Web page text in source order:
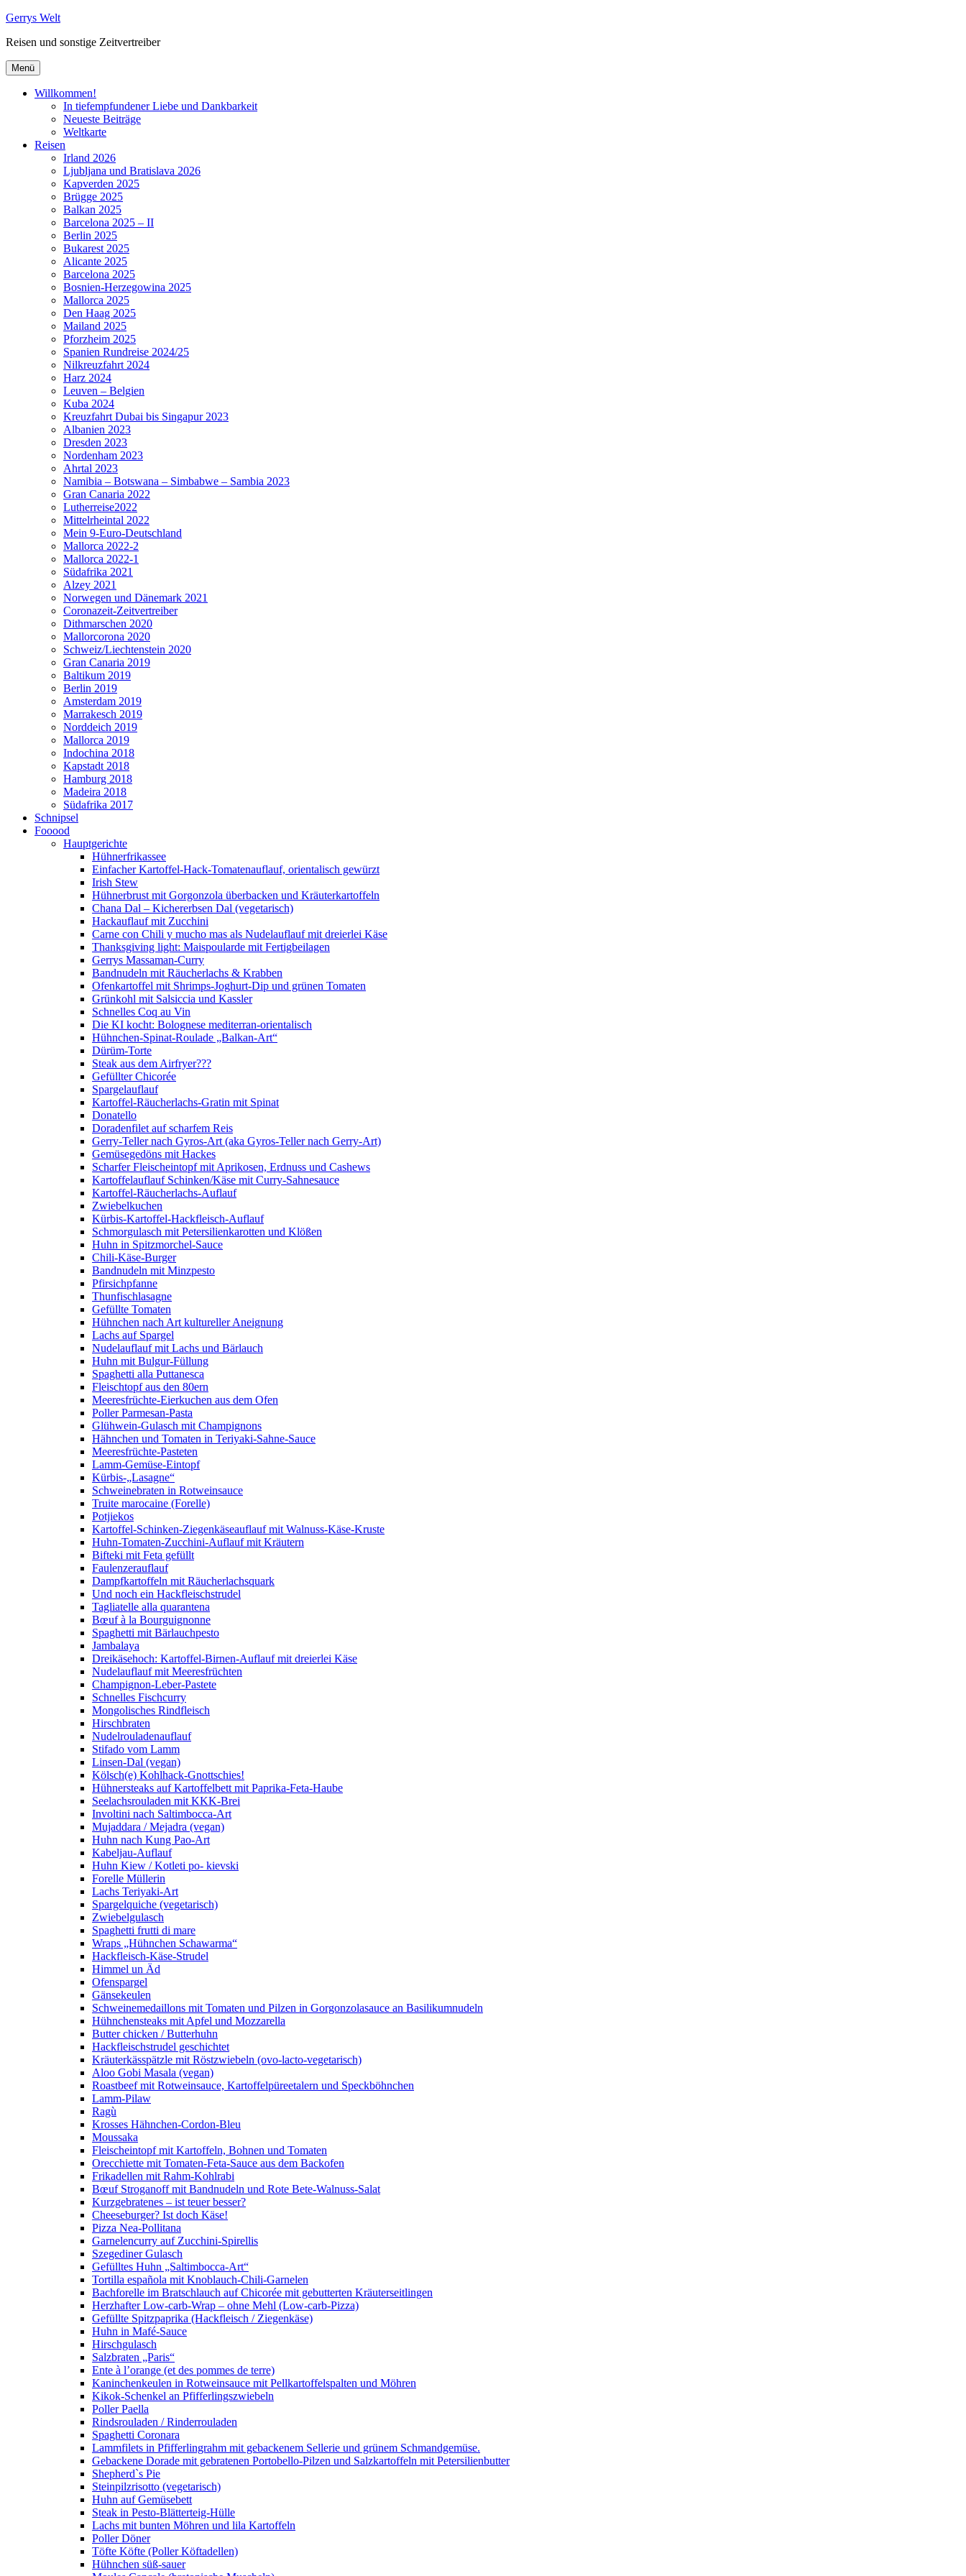
Zum
springen
Gerrys Welt
Reisen und sonstige Zeitvertreiber
Menü
Willkommen!
In tiefempfundener Liebe und Dankbarkeit
Neueste Beiträge
Weltkarte
Reisen
Irland 2026
Ljubljana und Bratislava 2026
Kapverden 2025
Brügge 2025
Balkan 2025
Barcelona 2025 – II
Berlin 2025
Bukarest 2025
Alicante 2025
Barcelona 2025
Bosnien-Herzegowina 2025
Mallorca 2025
Den Haag 2025
Mailand 2025
Pforzheim 2025
Spanien Rundreise 2024/25
Nilkreuzfahrt 2024
Harz 2024
Leuven – Belgien
Kuba 2024
Kreuzfahrt Dubai bis Singapur 2023
Albanien 2023
Dresden 2023
Nordenham 2023
Ahrtal 2023
Namibia – Botswana – Simbabwe – Sambia 2023
Gran Canaria 2022
Lutherreise2022
Mittelrheintal 2022
Mein 9-Euro-Deutschland
Mallorca 2022-2
Mallorca 2022-1
Südafrika 2021
Alzey 2021
Norwegen und Dänemark 2021
Coronazeit-Zeitvertreiber
Dithmarschen 2020
Mallorcorona 2020
Schweiz/Liechtenstein 2020
Gran Canaria 2019
Baltikum 2019
Berlin 2019
Amsterdam 2019
Marrakesch 2019
Norddeich 2019
Mallorca 2019
Indochina 2018
Kapstadt 2018
Hamburg 2018
Madeira 2018
Südafrika 2017
Schnipsel
Fooood
Hauptgerichte
Hühnerfrikassee
Einfacher Kartoffel-Hack-Tomatenauflauf, orientalisch gewürzt
Irish Stew
Hühnerbrust mit Gorgonzola überbacken und Kräuterkartoffeln
Chana Dal – Kichererbsen Dal (vegetarisch)
Hackauflauf mit Zucchini
Carne con Chili y mucho mas als Nudelauflauf mit dreierlei Käse
Thanksgiving light: Maispoularde mit Fertigbeilagen
Gerrys Massaman-Curry
Bandnudeln mit Räucherlachs & Krabben
Ofenkartoffel mit Shrimps-Joghurt-Dip und grünen Tomaten
Grünkohl mit Salsiccia und Kassler
Schnelles Coq au Vin
Die KI kocht: Bolognese mediterran-orientalisch
Hühnchen-Spinat-Roulade „Balkan-Art“
Dürüm-Torte
Steak aus dem Airfryer???
Gefüllter Chicorée
Spargelauflauf
Kartoffel-Räucherlachs-Gratin mit Spinat
Donatello
Doradenfilet auf scharfem Reis
Gerry-Teller nach Gyros-Art (aka Gyros-Teller nach Gerry-Art)
Gemüsegedöns mit Hackes
Scharfer Fleischeintopf mit Aprikosen, Erdnuss und Cashews
Kartoffelauflauf Schinken/Käse mit Curry-Sahnesauce
Kartoffel-Räucherlachs-Auflauf
Zwiebelkuchen
Kürbis-Kartoffel-Hackfleisch-Auflauf
Schmorgulasch mit Petersilienkarotten und Klößen
Huhn in Spitzmorchel-Sauce
Chili-Käse-Burger
Bandnudeln mit Minzpesto
Pfirsichpfanne
Thunfischlasagne
Gefüllte Tomaten
Hühnchen nach Art kultureller Aneignung
Lachs auf Spargel
Nudelauflauf mit Lachs und Bärlauch
Huhn mit Bulgur-Füllung
Spaghetti alla Puttanesca
Fleischtopf aus den 80ern
Meeresfrüchte-Eierkuchen aus dem Ofen
Poller Parmesan-Pasta
Glühwein-Gulasch mit Champignons
Hähnchen und Tomaten in Teriyaki-Sahne-Sauce
Meeresfrüchte-Pasteten
Lamm-Gemüse-Eintopf
Kürbis-„Lasagne“
Schweinebraten in Rotweinsauce
Truite marocaine (Forelle)
Potjiekos
Kartoffel-Schinken-Ziegenkäseauflauf mit Walnuss-Käse-Kruste
Huhn-Tomaten-Zucchini-Auflauf mit Kräutern
Bifteki mit Feta gefüllt
Faulenzerauflauf
Dampfkartoffeln mit Räucherlachsquark
Und noch ein Hackfleischstrudel
Tagliatelle alla quarantena
Bœuf à la Bourguignonne
Spaghetti mit Bärlauchpesto
Jambalaya
Dreikäsehoch: Kartoffel-Birnen-Auflauf mit dreierlei Käse
Nudelauflauf mit Meeresfrüchten
Champignon-Leber-Pastete
Schnelles Fischcurry
Mongolisches Rindfleisch
Hirschbraten
Nudelrouladenauflauf
Stifado vom Lamm
Linsen-Dal (vegan)
Kölsch(e) Kohlhack-Gnottschies!
Hühnersteaks auf Kartoffelbett mit Paprika-Feta-Haube
Seelachsrouladen mit KKK-Brei
Involtini nach Saltimbocca-Art
Mujaddara / Mejadra (vegan)
Huhn nach Kung Pao-Art
Kabeljau-Auflauf
Huhn Kiew / Kotleti po- kievski
Forelle Müllerin
Lachs Teriyaki-Art
Spargelquiche (vegetarisch)
Zwiebelgulasch
Spaghetti frutti di mare
Wraps „Hühnchen Schawarma“
Hackfleisch-Käse-Strudel
Himmel un Äd
Ofenspargel
Gänsekeulen
Schweinemedaillons mit Tomaten und Pilzen in Gorgonzolasauce an Basilikumnudeln
Hühnchensteaks mit Apfel und Mozzarella
Butter chicken / Butterhuhn
Hackfleischstrudel geschichtet
Kräuterkässpätzle mit Röstzwiebeln (ovo-lacto-vegetarisch)
Aloo Gobi Masala (vegan)
Roastbeef mit Rotweinsauce, Kartoffelpüreetalern und Speckböhnchen
Lamm-Pilaw
Ragù
Krosses Hähnchen-Cordon-Bleu
Moussaka
Fleischeintopf mit Kartoffeln, Bohnen und Tomaten
Orecchiette mit Tomaten-Feta-Sauce aus dem Backofen
Frikadellen mit Rahm-Kohlrabi
Bœuf Stroganoff mit Bandnudeln und Rote Bete-Walnuss-Salat
Kurzgebratenes – ist teuer besser?
Cheeseburger? Ist doch Käse!
Pizza Nea-Pollitana
Garnelencurry auf Zucchini-Spirellis
Szegediner Gulasch
Gefülltes Huhn „Saltimbocca-Art“
Tortilla española mit Knoblauch-Chili-Garnelen
Bachforelle im Bratschlauch auf Chicorée mit gebutterten Kräuterseitlingen
Herzhafter Low-carb-Wrap – ohne Mehl (Low-carb-Pizza)
Gefüllte Spitzpaprika (Hackfleisch / Ziegenkäse)
Huhn in Mafé-Sauce
Hirschgulasch
Salzbraten „Paris“
Ente à l’orange (et des pommes de terre)
Kaninchenkeulen in Rotweinsauce mit Pellkartoffelspalten und Möhren
Kikok-Schenkel an Pfifferlingszwiebeln
Poller Paella
Rindsrouladen / Rinderrouladen
Spaghetti Coronara
Lammfilets in Pfifferlingrahm mit gebackenem Sellerie und grünem Schmandgemüse.
Gebackene Dorade mit gebratenen Portobello-Pilzen und Salzkartoffeln mit Petersilienbutter
Shepherd`s Pie
Steinpilzrisotto (vegetarisch)
Huhn auf Gemüsebett
Steak in Pesto-Blätterteig-Hülle
Lachs mit bunten Möhren und lila Kartoffeln
Poller Döner
Töfte Köfte (Poller Köftadellen)
Hühnchen süß-sauer